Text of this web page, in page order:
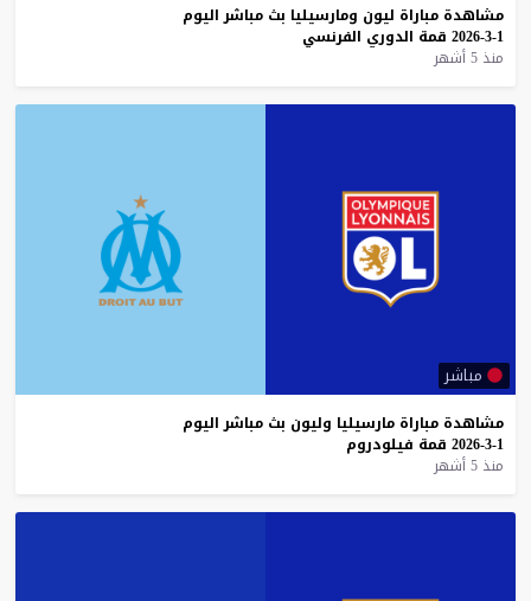
مشاهدة مباراة ليون ومارسيليا بث مباشر اليوم
1-3-2026
قمة الدوري الفرنسي
منذ 5 أشهر
مباشر
مشاهدة مباراة مارسيليا وليون بث مباشر اليوم
1-3-2026
قمة فيلودروم
منذ 5 أشهر